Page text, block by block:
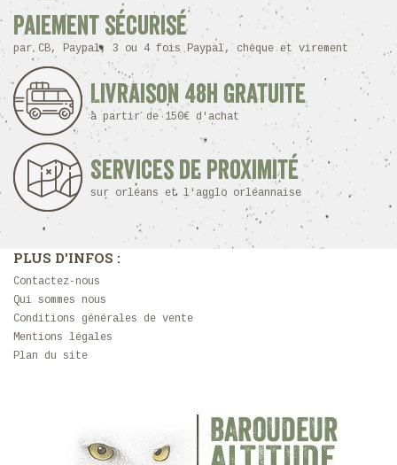
Paiement sécurisé
par CB, Paypal, 3 ou 4 fois Paypal, chèque et virement
Livraison 48h Gratuite
à partir de 150€ d'achat
Services de proximité
sur orléans et l'agglo orléannaise
PLUS D'INFOS :
Contactez-nous
Qui sommes nous
Conditions générales de vente
Mentions légales
Plan du site